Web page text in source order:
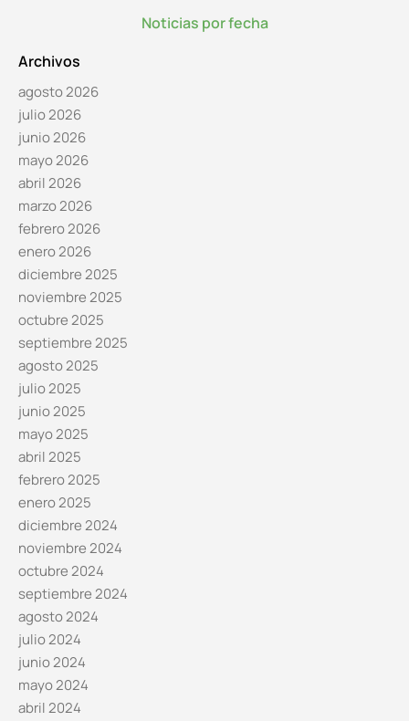
Noticias por fecha
Archivos
agosto 2026
julio 2026
junio 2026
mayo 2026
abril 2026
marzo 2026
febrero 2026
enero 2026
diciembre 2025
noviembre 2025
octubre 2025
septiembre 2025
agosto 2025
julio 2025
junio 2025
mayo 2025
abril 2025
febrero 2025
enero 2025
diciembre 2024
noviembre 2024
octubre 2024
septiembre 2024
agosto 2024
julio 2024
junio 2024
mayo 2024
abril 2024